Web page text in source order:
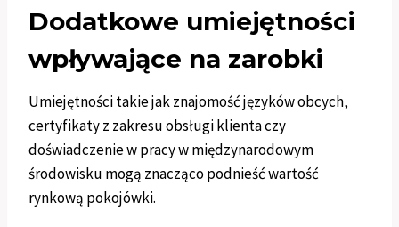
Dodatkowe umiejętności
wpływające na zarobki
Umiejętności takie jak znajomość języków obcych,
certyfikaty z zakresu obsługi klienta czy
doświadczenie w pracy w międzynarodowym
środowisku mogą znacząco podnieść wartość
rynkową pokojówki.